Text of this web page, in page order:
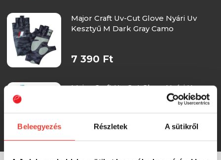
Beleegyezés Részletek A sütikről
Major Craft Uv-Cut Glove Nyári Uv
Kesztyű M Dark Gray Camo
7 390 Ft
Major Craft Uv-Cut Glove Nyári Uv
7 390 Ft